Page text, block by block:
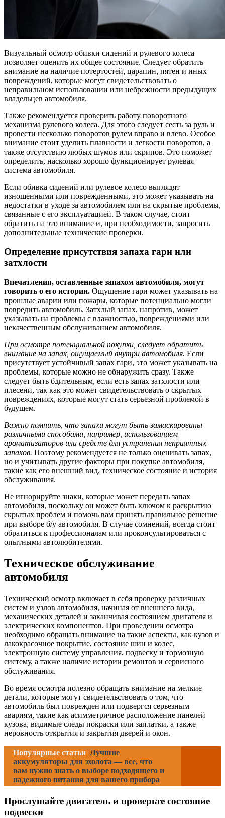
Визуальный осмотр обивки сидений и рулевого колеса
позволяет оценить их общее состояние. Следует обратить
внимание на наличие потертостей, царапин, пятен и иных
повреждений, которые могут свидетельствовать о
неправильном использовании или небрежности предыдущих
владельцев автомобиля.
Также рекомендуется проверить работу поворотного
механизма рулевого колеса. Для этого следует сесть за руль и
провести несколько поворотов рулем вправо и влево. Особое
внимание стоит уделить плавности и легкости поворотов, а
также отсутствию любых шумов или скрипов. Это поможет
определить, насколько хорошо функционирует рулевая
система автомобиля.
Если обивка сидений или рулевое колесо выглядят
изношенными или поврежденными, это может указывать на
недостатки в уходе за автомобилем или на скрытые проблемы,
связанные с его эксплуатацией. В таком случае, стоит
обратить на это внимание и, при необходимости, запросить
дополнительные технические проверки.
Определение присутствия запаха гари или
затхлости
Впечатления, оставленные запахом автомобиля, могут
говорить о его истории. Ощущение гари может указывать на
прошлые аварии или пожары, которые потенциально могли
повредить автомобиль. Затхлый запах, напротив, может
указывать на проблемы с влажностью, повреждениями или
некачественным обслуживанием автомобиля.
При осмотре потенциальной покупки, следует обратить
внимание на запах, ощущаемый внутри автомобиля. Если
присутствует устойчивый запах гари, это может указывать на
проблемы, которые можно не обнаружить сразу. Также
следует быть бдительным, если есть запах затхлости или
плесени, так как это может свидетельствовать о скрытых
повреждениях, которые могут стать серьезной проблемой в
будущем.
Важно помнить, что запахи могут быть замаскированы
различными способами, например, использованием
ароматизаторов или средств для устранения неприятных
запахов. Поэтому рекомендуется не только оценивать запах,
но и учитывать другие факторы при покупке автомобиля,
такие как его внешний вид, техническое состояние и история
обслуживания.
Не игнорируйте знаки, которые может передать запах
автомобиля, поскольку он может быть ключом к раскрытию
скрытых проблем и помочь вам принять правильное решение
при выборе б/у автомобиля. В случае сомнений, всегда стоит
обратиться к профессионалам или проконсультироваться с
опытными автолюбителями.
Техническое обслуживание
автомобиля
Технический осмотр включает в себя проверку различных
систем и узлов автомобиля, начиная от внешнего вида,
механических деталей и заканчивая состоянием двигателя и
электрических компонентов. При проведении осмотра
необходимо обращать внимание на такие аспекты, как кузов и
лакокрасочное покрытие, состояние шин и колес,
электронную систему управления, подвеску и тормозную
систему, а также наличие истории ремонтов и сервисного
обслуживания.
Во время осмотра полезно обращать внимание на мелкие
детали, которые могут свидетельствовать о том, что
автомобиль был поврежден или подвергся серьезным
авариям, такие как асимметричное расположение панелей
кузова, видимые следы покраски или заплатки, а также
неровность открытия и закрытия дверей и окон.
Популярные статьи Лучшие
аккумуляторы для эхолота — все, что
вам нужно знать о выборе подходящего и
надежного питания для вашего прибора
Прослушайте двигатель и проверьте состояние
подвески